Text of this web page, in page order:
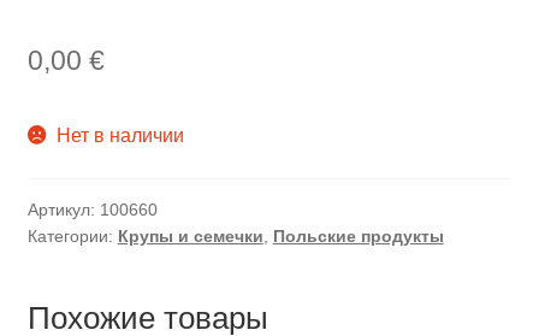
0,00 €
Нет в наличии
Артикул: 100660
Категории: Крупы и семечки Польские продукты
Похожие товары